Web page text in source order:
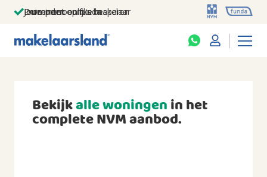
Jouw persoonlijke makelaar
Duizenden euro's besparen
Prominent op funda
Bekijkalle woningenin het
complete NVM aanbod.